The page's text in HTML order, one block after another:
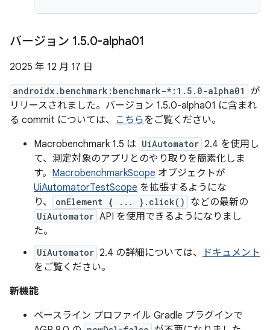
バージョン 1.5.0-alpha01
2025 年 12 月 17 日
androidx.benchmark:benchmark-*:1.5.0-alpha01
が
リリースされました。バージョン 1.5.0-alpha01 に含まれ
る commit については、 こちらをご覧ください。
Macrobenchmark 1.5 は UiAutomator 2.4 を使用し
て、測定対象のアプリとのやり取りを簡素化しま
す。 MacrobenchmarkScope オブジェクトが
UiAutomatorTestScope を拡張するようにな
り、
onElement { ... }.click() などの最新の
UiAutomator API を使用できるようになりまし
た。
UiAutomator 2.4 の詳細については、
ドキュメント
をご覧ください。
新機能
ベースライン プロファイル Gradle プラグインで